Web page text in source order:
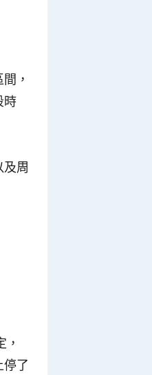
，
時
周
了